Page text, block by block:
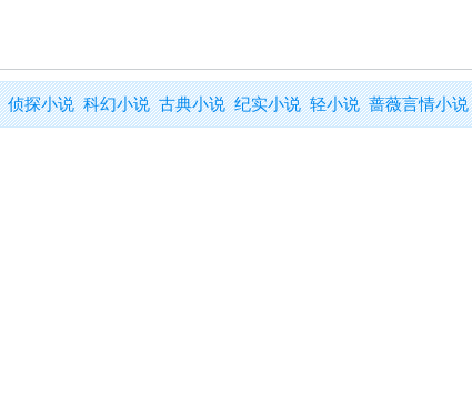
侦探小说 科幻小说 古典小说 纪实小说 轻小说 蔷薇言情小说